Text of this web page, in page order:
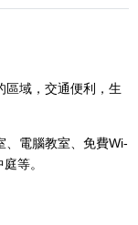
區域，交通便利，生
、電腦教室、免費Wi-
等。